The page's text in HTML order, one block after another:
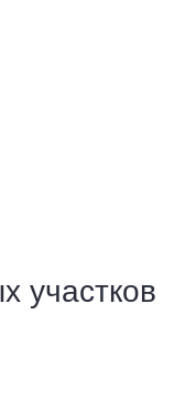
участков